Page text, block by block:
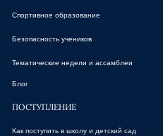
Спортивное образование
Безопасность учеников
Тематические недели и ассамблеи
Блог
ПОСТУПЛЕНИЕ
Как поступить в школу и детский сад